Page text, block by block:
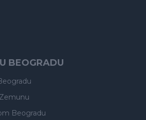
BEOGRADU
Beogradu